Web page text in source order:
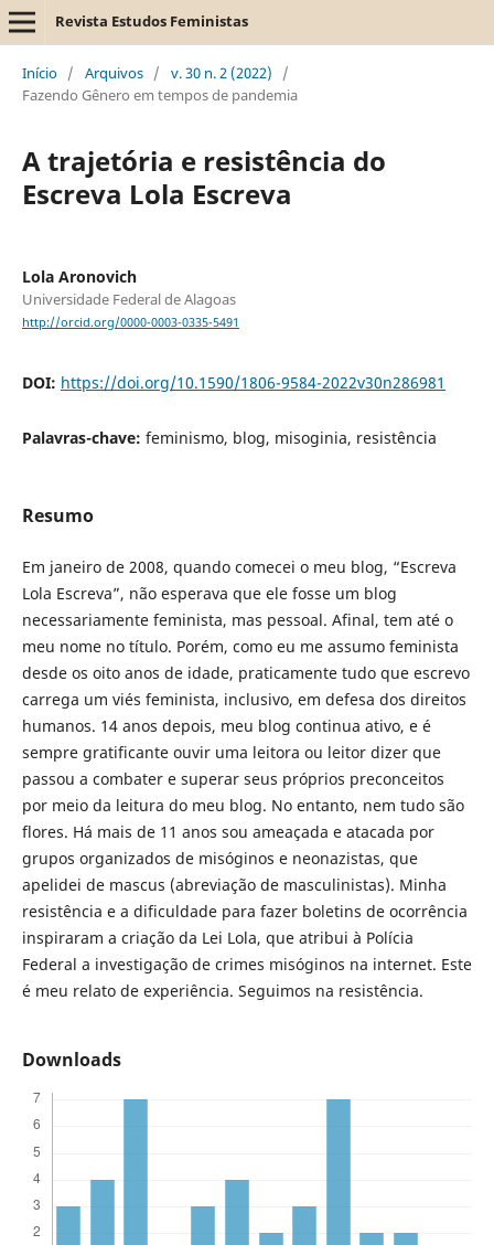
Revista Estudos Feministas
Início / Arquivos / v. 30 n. 2 (2022)
/
Fazendo Gênero em tempos de pandemia
A trajetória e resistência do
Escreva Lola Escreva
Lola Aronovich
Universidade Federal de Alagoas
http://orcid.org/0000-0003-0335-5491
DOI: https://doi.org/10.1590/1806-9584-2022v30n286981
Palavras-chave: feminismo, blog, misoginia, resistência
Resumo
Em janeiro de 2008, quando comecei o meu blog, “Escreva
Lola Escreva”, não esperava que ele fosse um blog
necessariamente feminista, mas pessoal. Afinal, tem até o
meu nome no título. Porém, como eu me assumo feminista
desde os oito anos de idade, praticamente tudo que escrevo
carrega um viés feminista, inclusivo, em defesa dos direitos
humanos. 14 anos depois, meu blog continua ativo, e é
sempre gratificante ouvir uma leitora ou leitor dizer que
passou a combater e superar seus próprios preconceitos
por meio da leitura do meu blog. No entanto, nem tudo são
flores. Há mais de 11 anos sou ameaçada e atacada por
grupos organizados de misóginos e neonazistas, que
apelidei de mascus (abreviação de masculinistas). Minha
resistência e a dificuldade para fazer boletins de ocorrência
inspiraram a criação da Lei Lola, que atribui à Polícia
Federal a investigação de crimes misóginos na internet. Este
é meu relato de experiência. Seguimos na resistência.
Downloads